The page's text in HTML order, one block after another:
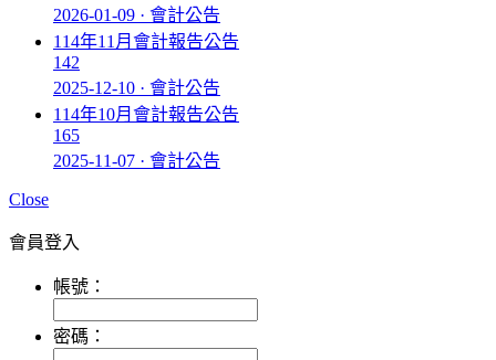
2026-01-09 · 會計公告
114年11月會計報告公告
142
2025-12-10 · 會計公告
114年10月會計報告公告
165
2025-11-07 · 會計公告
Close
會員登入
帳號：
密碼：